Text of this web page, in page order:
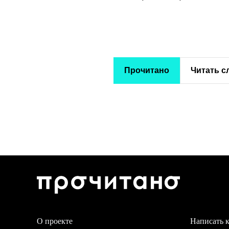
Прочитано Читать
О проекте Написать